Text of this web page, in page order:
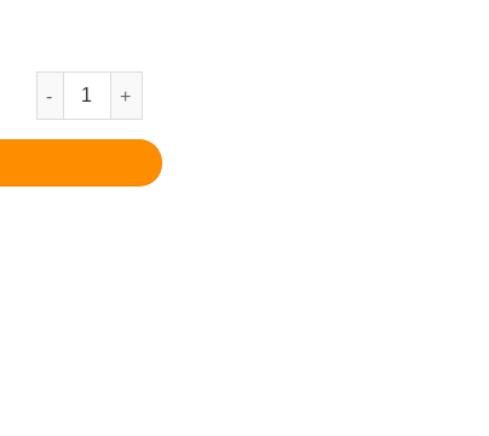
蓄熱保暖機能寬口羊毛襪 數量